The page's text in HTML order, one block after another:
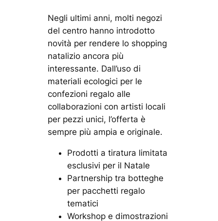
Negli ultimi anni, molti negozi
del centro hanno introdotto
novità per rendere lo shopping
natalizio ancora più
interessante. Dall’uso di
materiali ecologici per le
confezioni regalo alle
collaborazioni con artisti locali
per pezzi unici, l’offerta è
sempre più ampia e originale.
Prodotti a tiratura limitata
esclusivi per il Natale
Partnership tra botteghe
per pacchetti regalo
tematici
Workshop e dimostrazioni